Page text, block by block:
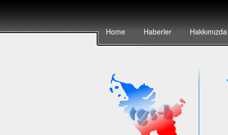
Home Haberler Hakkımızda